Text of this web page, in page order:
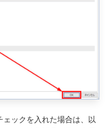
ックを入れた場合は、以